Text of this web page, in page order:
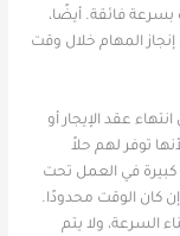
فائقة. أيضًا،
المهام خلال وقت
عقد الإيجار أو
توفر لهم حلاً
كبيرة في العمل تحت
كان الوقت محدودًا.
السرعة، ولا يتم